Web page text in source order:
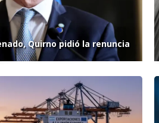
Quirno pidió la renuncia